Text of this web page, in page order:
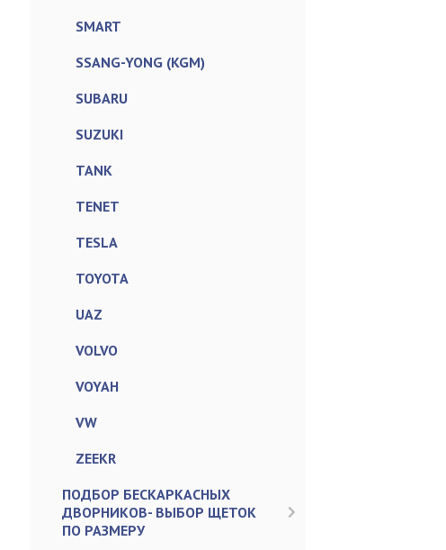
SMART
SSANG-YONG (KGM)
SUBARU
SUZUKI
TANK
TENET
TESLA
TOYOTA
UAZ
VOLVO
VOYAH
VW
ZEEKR
ПОДБОР БЕСКАРКАСНЫХ
ДВОРНИКОВ- ВЫБОР ЩЕТОК
ПО РАЗМЕРУ